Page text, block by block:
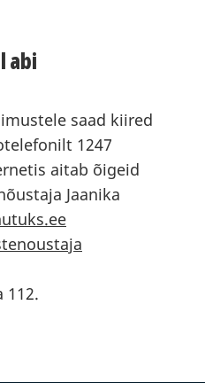
abi
saad kiired
1247
aitab õigeid
Jaanika
112.